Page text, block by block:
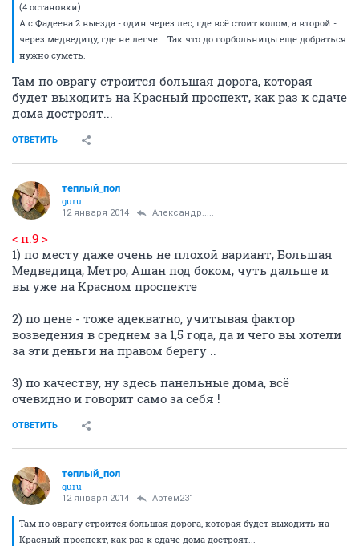
(4 остановки)
А с Фадеева 2 выезда - один через лес, где всё стоит колом, а второй -
через медведицу, где не легче... Так что до горбольницы еще добраться
нужно суметь.
Там по оврагу строится большая дорога, которая
будет выходить на Красный проспект, как раз к сдаче
дома достроят...
ОТВЕТИТЬ
теплый_пол
guru
12 января 2014 Александр.....
< п.9 >
1) по месту даже очень не плохой вариант, Большая
Медведица, Метро, Ашан под боком, чуть дальше и
вы уже на Красном проспекте
2) по цене - тоже адекватно, учитывая фактор
возведения в среднем за 1,5 года, да и чего вы хотели
за эти деньги на правом берегу ..
3) по качеству, ну здесь панельные дома, всё
очевидно и говорит само за себя !
ОТВЕТИТЬ
теплый_пол
guru
12 января 2014 Артем231
Там по оврагу строится большая дорога, которая будет выходить на
Красный проспект, как раз к сдаче дома достроят...